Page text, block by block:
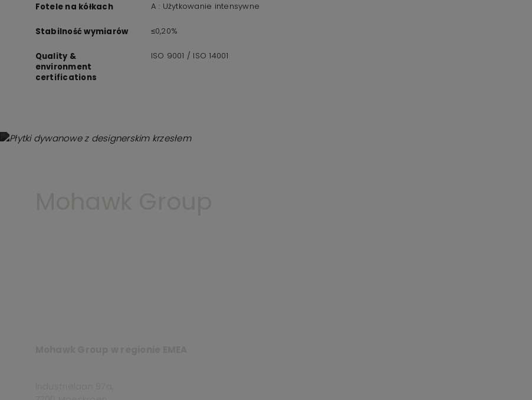
Fotele na kółkach A : Użytkowanie intensywne
Stabilność wymiarów ≤0,20%
Quality &
environment
certifications
ISO 9001 / ISO 14001